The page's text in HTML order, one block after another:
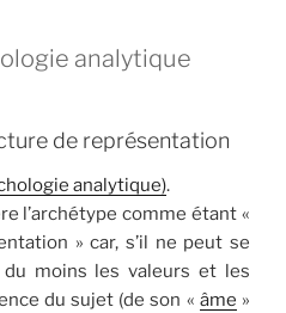
analytique
de représentation
analytique).
l’archétype comme étant «
» car, s’il ne peut se
moins les valeurs et les
du sujet (de son « âme »